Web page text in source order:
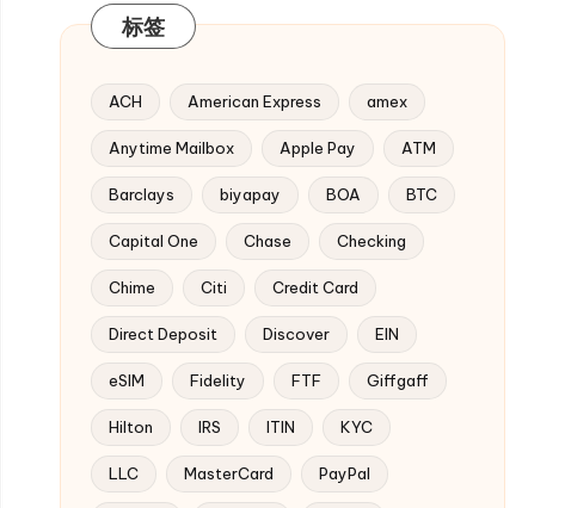
标签
ACH American Express amex
Anytime Mailbox Apple Pay ATM
Barclays biyapay BOA BTC
Capital One Chase Checking
Chime Citi Credit Card
Direct Deposit Discover EIN
eSIM Fidelity FTF Giffgaff
Hilton IRS ITIN KYC
LLC MasterCard PayPal